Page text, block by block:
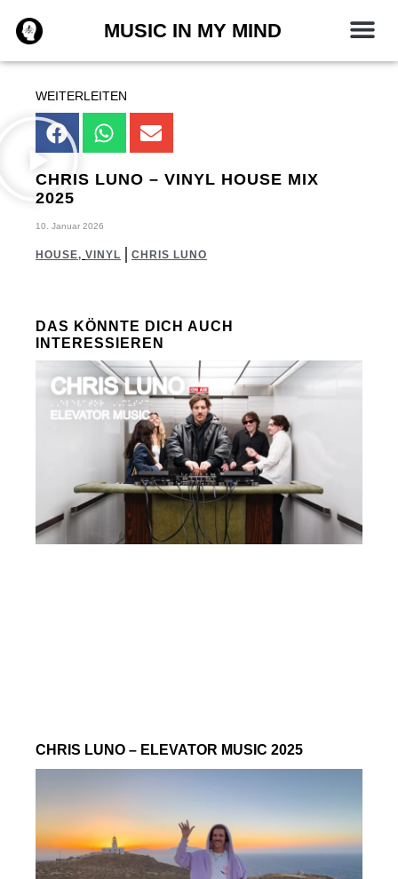
Inhalt
springen
MUSIC IN MY MIND
WEITERLEITEN
CHRIS LUNO – VINYL HOUSE MIX
2025
10. Januar 2026
HOUSE, VINYL CHRIS LUNO
DAS KÖNNTE DICH AUCH
INTERESSIEREN
CHRIS LUNO – ELEVATOR MUSIC 2025